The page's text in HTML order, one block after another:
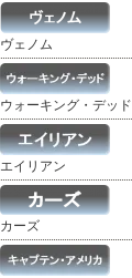
ヴェノム
ウォーキング・デッド
エイリアン
カーズ